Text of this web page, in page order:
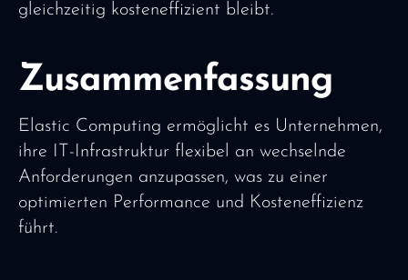
gleichzeitig kosteneffizient bleibt.
Zusammenfassung
Elastic Computing ermöglicht es Unternehmen,
ihre IT-Infrastruktur flexibel an wechselnde
Anforderungen anzupassen, was zu einer
optimierten Performance und Kosteneffizienz
führt.